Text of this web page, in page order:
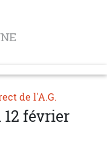
de l'A.G.
12 février